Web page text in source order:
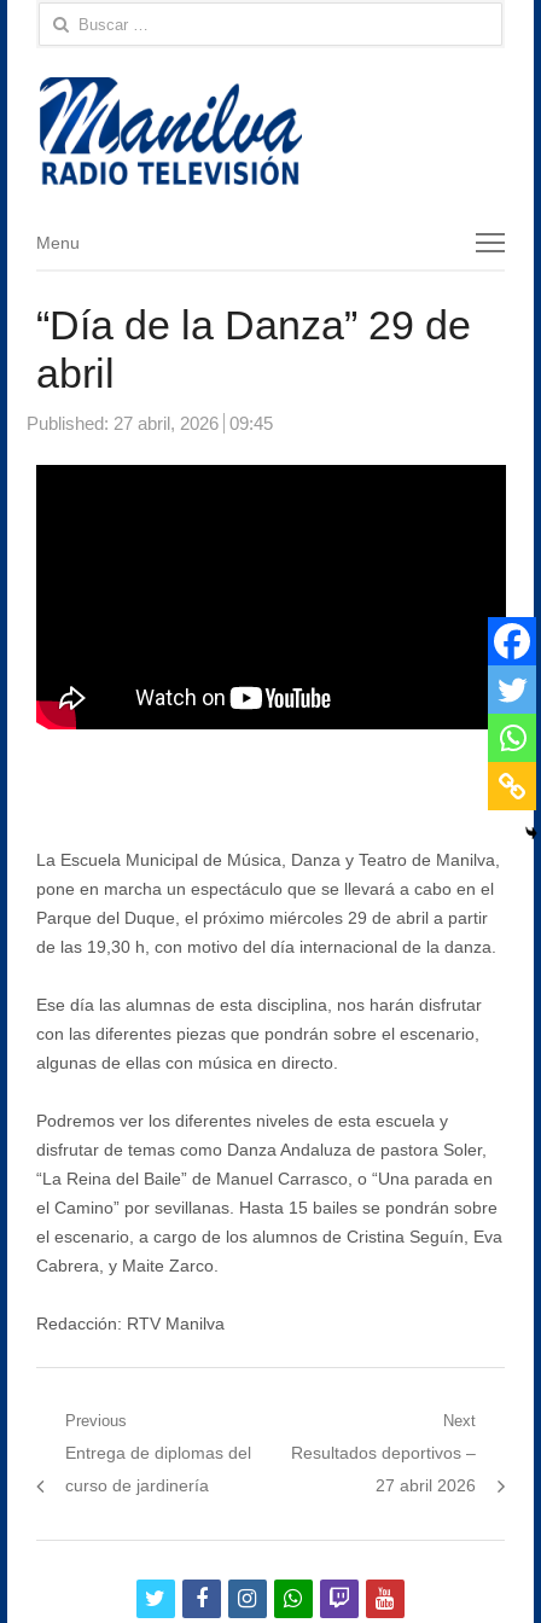
Buscar:
Menu
Menu
“Día de la Danza” 29 de
abril
Published: 27 abril, 2026 09:45
La Escuela Municipal de Música, Danza y Teatro de Manilva,
pone en marcha un espectáculo que se llevará a cabo en el
Parque del Duque, el próximo miércoles 29 de abril a partir
de las 19,30 h, con motivo del día internacional de la danza.
Ese día las alumnas de esta disciplina, nos harán disfrutar
con las diferentes piezas que pondrán sobre el escenario,
algunas de ellas con música en directo.
Podremos ver los diferentes niveles de esta escuela y
disfrutar de temas como Danza Andaluza de pastora Soler,
“La Reina del Baile” de Manuel Carrasco, o “Una parada en
el Camino” por sevillanas. Hasta 15 bailes se pondrán sobre
el escenario, a cargo de los alumnos de Cristina Seguín, Eva
Cabrera, y Maite Zarco.
Redacción: RTV Manilva
Navegación
Previous
Previous
post:
Entrega de diplomas del
curso de jardinería
Next
Next
Resultados deportivos –
27 abril 2026
twitterfacebookinstagramwhatsapp
twitchyoutube